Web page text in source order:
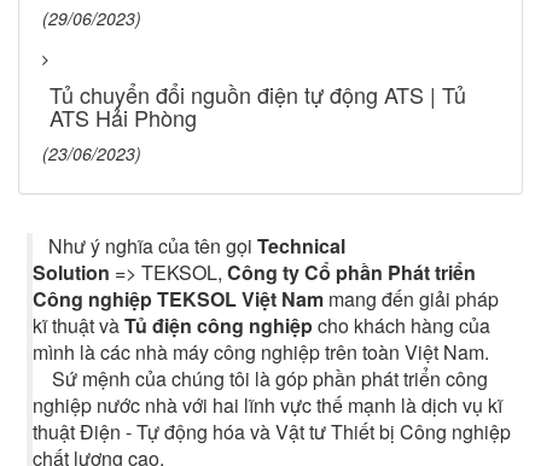
(29/06/2023)
Tủ chuyển đổi nguồn điện tự động ATS | Tủ
ATS Hải Phòng
(23/06/2023)
Như ý nghĩa của tên gọiTechnical
Solution => TEKSOL,Công ty Cổ phần Phát triển
Công nghiệp TEKSOL Việt Nam mang đến giải pháp
kĩ thuật vàTủ điện công nghiệpcho khách hàng của
mình là các nhà máy công nghiệp trên toàn Việt Nam.
Sứ mệnh của chúng tôi là góp phần phát triển công
nghiệp nước nhà với hai lĩnh vực thế mạnh là dịch vụ kĩ
thuật Điện - Tự động hóa và Vật tư Thiết bị Công nghiệp
chất lượng cao.